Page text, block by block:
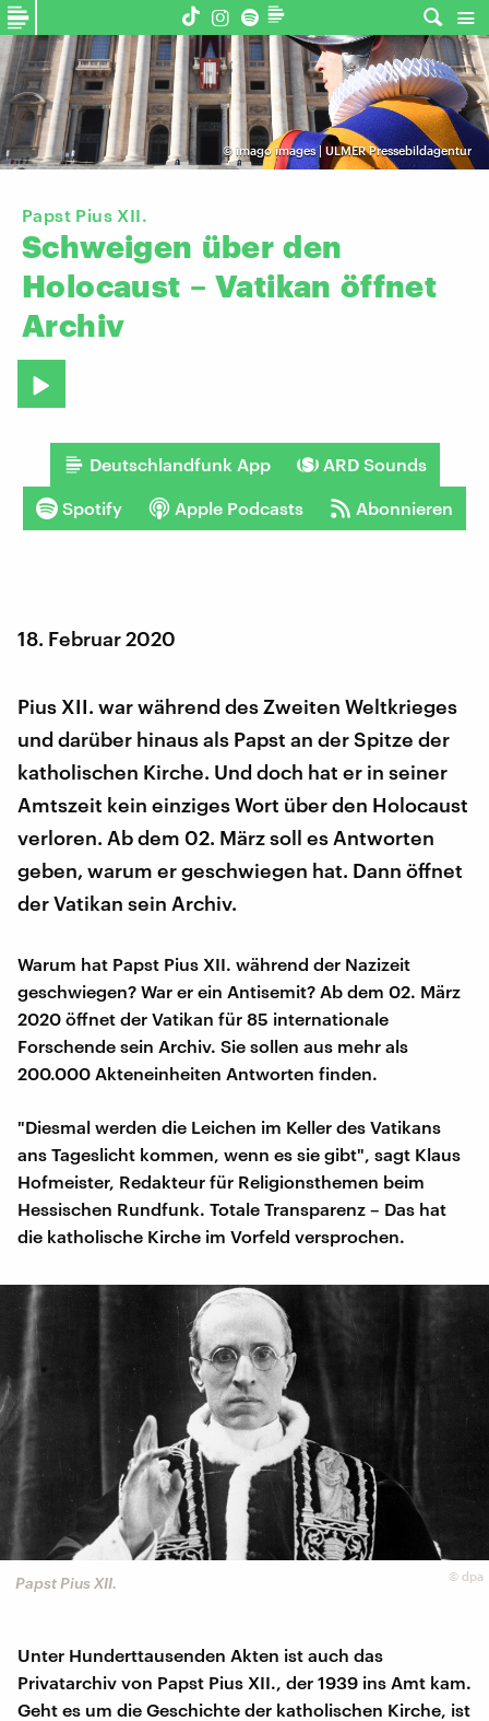
© imago images | ULMER Pressebildagentur
Papst Pius XII.
Schweigen über den
Holocaust – Vatikan öffnet
Archiv
Deutschlandfunk App ARD Sounds
Spotify Apple Podcasts Abonnieren
18. Februar 2020
Pius XII. war während des Zweiten Weltkrieges
und darüber hinaus als Papst an der Spitze der
katholischen Kirche. Und doch hat er in seiner
Amtszeit kein einziges Wort über den Holocaust
verloren. Ab dem 02. März soll es Antworten
geben, warum er geschwiegen hat. Dann öffnet
der Vatikan sein Archiv.
Warum hat Papst Pius XII. während der Nazizeit
geschwiegen? War er ein Antisemit? Ab dem 02. März
2020 öffnet der Vatikan für 85 internationale
Forschende sein Archiv. Sie sollen aus mehr als
200.000 Akteneinheiten Antworten finden.
"Diesmal werden die Leichen im Keller des Vatikans
ans Tageslicht kommen, wenn es sie gibt", sagt Klaus
Hofmeister, Redakteur für Religionsthemen beim
Hessischen Rundfunk. Totale Transparenz – Das hat
die katholische Kirche im Vorfeld versprochen.
© dpa
Papst Pius XII.
Unter Hunderttausenden Akten ist auch das
Privatarchiv von Papst Pius XII., der 1939 ins Amt kam.
Geht es um die Geschichte der katholischen Kirche, ist